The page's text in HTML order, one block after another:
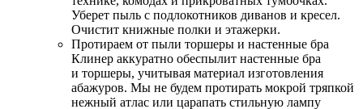
Уберет пыль с подлокотников диванов и кресел.
Очистит книжные полки и этажерки.
Протираем от пыли торшеры и настенные бра
Клинер аккуратно обеспылит настенные бра
и торшеры, учитывая материал изготовления
абажуров. Мы не будем протирать мокрой тряпкой
нежный атлас или царапать стильную лампу